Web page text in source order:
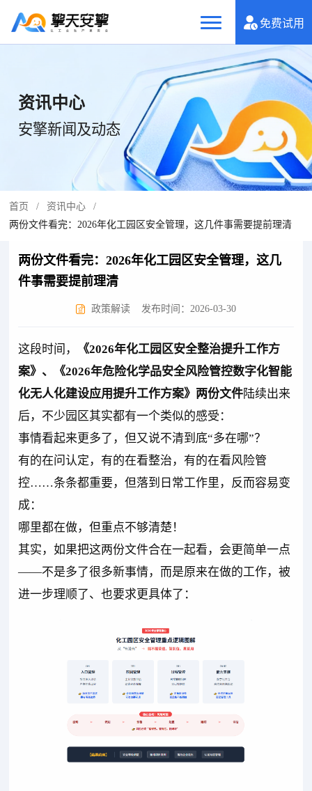
免费试用
资讯中心
安擎新闻及动态
首页 / 资讯中心
/
两份文件看完：2026年化工园区安全管理，这几件事需要提前理清
两份文件看完：2026年化工园区安全管理，这几
件事需要提前理清
政策解读 发布时间：2026-03-30
这段时间，
《2026年化工园区安全整治提升工作方
案》、《2026年危险化学品安全风险管控数字化智能
化无人化建设应用提升工作方案》两份文件陆续出来
后，不少园区其实都有一个类似的感受：
事情看起来更多了，但又说不清到底“多在哪”？
有的在问认定，有的在看整治，有的在看风险管
控……条条都重要，但落到日常工作里，反而容易变
成：
哪里都在做，但重点不够清楚！
其实，如果把这两份文件合在一起看，会更简单一点
——不是多了很多新事情，而是原来在做的工作，被
进一步理顺了、也要求更具体了：